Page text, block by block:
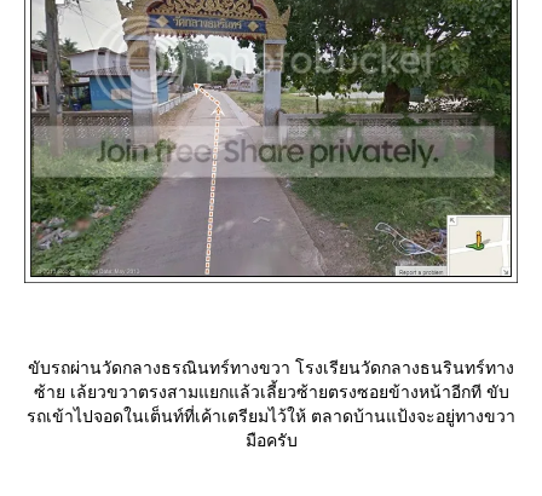
ขับรถผ่านวัดกลางธรณินทร์ทางขวา โรงเรียนวัดกลางธนรินทร์ทาง
ซ้าย เล้ยวขวาตรงสามแยกแล้วเลี้ยวซ้ายตรงซอยข้างหน้าอีกที ขับ
รถเข้าไปจอดในเต็นท์ที่เค้าเตรียมไว้ให้ ตลาดบ้านแป้งจะอยู่ทางขวา
มือครับ